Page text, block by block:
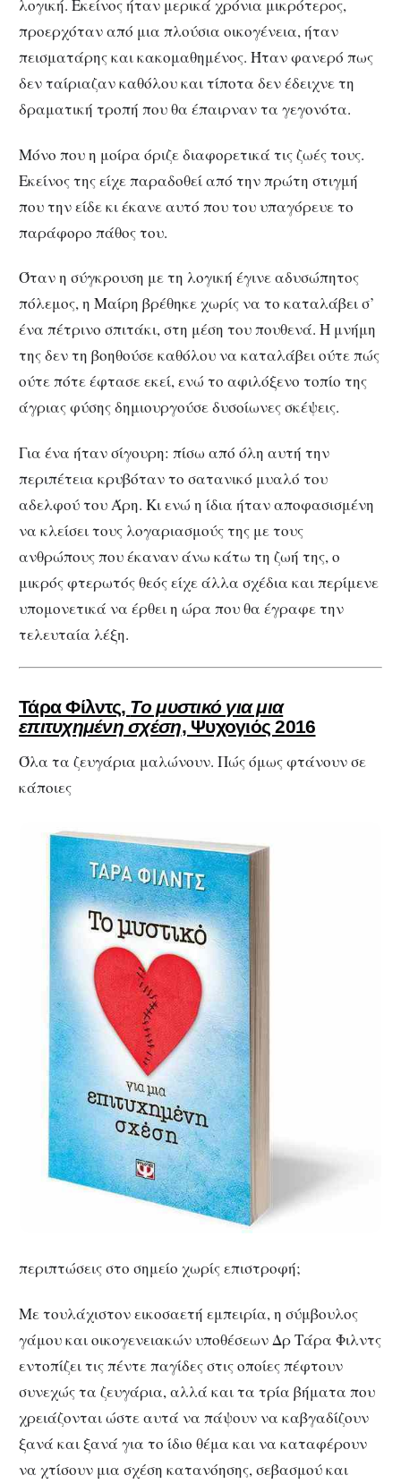
λογική. Εκείνος ήταν μερικά χρόνια μικρότερος,
προερχόταν από μια πλούσια οικογένεια, ήταν
πεισματάρης και κακομαθημένος. Ήταν φανερό πως
δεν ταίριαζαν καθόλου και τίποτα δεν έδειχνε τη
δραματική τροπή που θα έπαιρναν τα γεγονότα.
Μόνο που η μοίρα όριζε διαφορετικά τις ζωές τους.
Εκείνος της είχε παραδοθεί από την πρώτη στιγμή
που την είδε κι έκανε αυτό που του υπαγόρευε το
παράφορο πάθος του.
Όταν η σύγκρουση με τη λογική έγινε αδυσώπητος
πόλεμος, η Μαίρη βρέθηκε χωρίς να το καταλάβει σ’
ένα πέτρινο σπιτάκι, στη μέση του πουθενά. Η μνήμη
της δεν τη βοηθούσε καθόλου να καταλάβει ούτε πώς
ούτε πότε έφτασε εκεί, ενώ το αφιλόξενο τοπίο της
άγριας φύσης δημιουργούσε δυσοίωνες σκέψεις.
Για ένα ήταν σίγουρη: πίσω από όλη αυτή την
περιπέτεια κρυβόταν το σατανικό μυαλό του
αδελφού του Άρη. Κι ενώ η ίδια ήταν αποφασισμένη
να κλείσει τους λογαριασμούς της με τους
ανθρώπους που έκαναν άνω κάτω τη ζωή της, ο
μικρός φτερωτός θεός είχε άλλα σχέδια και περίμενε
υπομονετικά να έρθει η ώρα που θα έγραφε την
τελευταία λέξη.
Τάρα Φίλντς, Το μυστικό για μια
επιτυχημένη σχέση, Ψυχογιός 2016
Όλα τα ζευγάρια μαλώνουν. Πώς όμως φτάνουν σε
κάποιες
περιπτώσεις στο σημείο χωρίς επιστροφή;
Με τουλάχιστον εικοσαετή εμπειρία, η σύμβουλος
γάμου και οικογενειακών υποθέσεων Δρ Τάρα Φιλντς
εντοπίζει τις πέντε παγίδες στις οποίες πέφτουν
συνεχώς τα ζευγάρια, αλλά και τα τρία βήματα που
χρειάζονται ώστε αυτά να πάψουν να καβγαδίζουν
ξανά και ξανά για το ίδιο θέμα και να καταφέρουν
να χτίσουν μια σχέση κατανόησης, σεβασμού και